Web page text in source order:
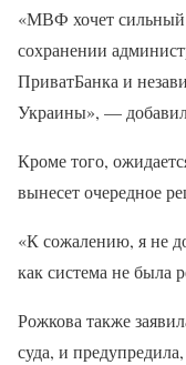
«МВФ хочет сильный
сохранении
ПриватБанка и
Украины», —
Кроме того,
вынесет очередное
«К сожалению, я не
как система не была
Рожкова также
суда, и